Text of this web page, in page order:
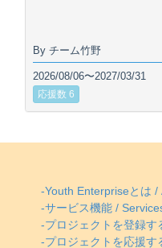
By チーム竹野
2026/08/06〜2027/03/31
応援数 6
-Youth Enterpriseとは
-サービス機能 /
-プロジェクトを登録
-プロジェクトを応援